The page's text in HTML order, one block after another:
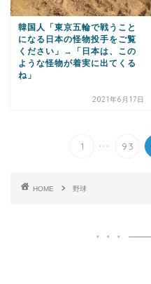
韓国人「東京五輪で戦うこと
になる日本の怪物投手をご覧
ください」→「日本は、この
ような怪物が着実に出てくる
ね」
2021年6月17日
1 ... 93
HOME 野球